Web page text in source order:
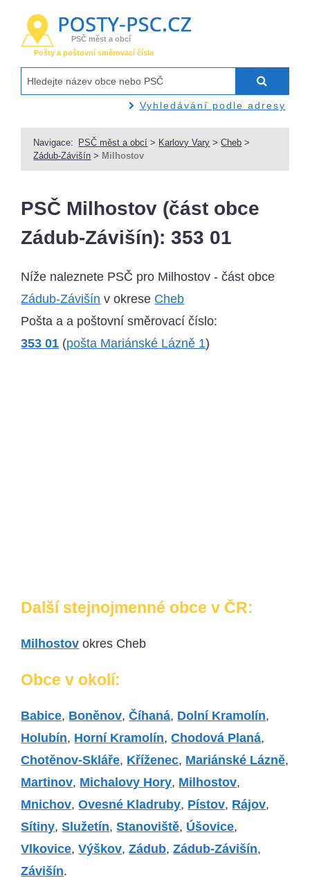
PSČ měst a obcí
Pošty a poštovní směrovací čísla
Vyhledávání podle adresy
Navigace: PSČ měst a obcí > Karlovy Vary >Cheb >
Zádub-Závišín > Milhostov
PSČ Milhostov (část obce
Zádub-Závišín): 353 01
Níže naleznete PSČ pro Milhostov - část obce
Zádub-Závišín v okrese Cheb
Pošta a a poštovní směrovací číslo:
353 01 (pošta Mariánské Lázně 1)
Další stejnojmenné obce v ČR:
Milhostov okres Cheb
Obce v okolí:
Babice, Boněnov,Číhaná, Dolní Kramolín,
Holubín, Horní Kramolín,Chodová Planá,
Chotěnov-Skláře, Kříženec, Mariánské Lázně,
Martinov, Michalovy Hory, Milhostov,
Mnichov,Ovesné Kladruby, Pístov, Rájov,
Sítiny,Služetín,Stanoviště, Úšovice,
Vlkovice,Výškov,Zádub,Zádub-Závišín,
Závišín.